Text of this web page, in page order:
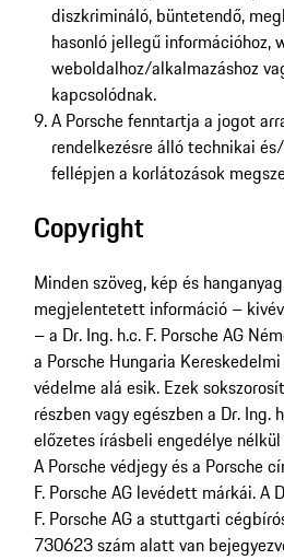
diszkrimináló, büntetendő,
hasonló jellegű információhoz,
weboldalhoz/alkalmazáshoz
kapcsolódnak.
A Porsche fenntartja a jogot
rendelkezésre álló technikai
fellépjen a korlátozások
Copyright
Minden szöveg, kép és
megjelentetett információ –
– a Dr. Ing. h.c. F. Porsche AG
a Porsche Hungaria
védelme alá esik. Ezek
részben vagy egészben a Dr. Ing.
előzetes írásbeli engedélye
A Porsche védjegy és a Porsche
F. Porsche AG levédett márkái. A
F. Porsche AG a stuttgarti
730623 szám alatt van